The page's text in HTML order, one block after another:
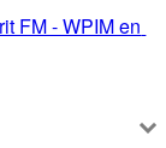
FM - WPIM en